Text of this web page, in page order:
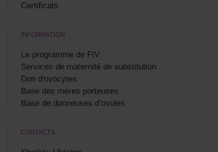
Certificats
INFORMATION
Le programme de FIV
Services de maternité de substitution
Don d'ovocytes
Base des mères porteuses
Base de donneuses d’ovules
CONTACTS